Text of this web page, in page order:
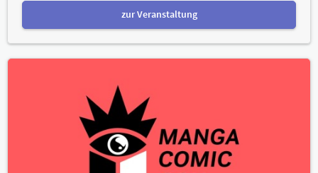
zur Veranstaltung